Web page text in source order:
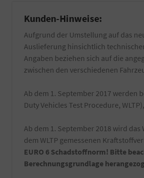
Kunden-Hinweise:
Aufgrund der Umstellung auf das
Auslieferung hinsichtlich
Angaben beziehen sich auf die
zwischen den verschiedenen
Ab dem 1. September 2017
Duty Vehicles Test Procedure,
Ab dem 1. September 2018 wird
dem WLTP gemessenen
EURO 6 Schadstoffnorm! Bitte
Berechnungsgrundlage